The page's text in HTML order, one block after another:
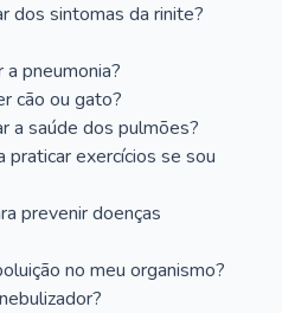
dos sintomas da rinite?
pneumonia?
cão ou gato?
a saúde dos pulmões?
praticar exercícios se sou
prevenir doenças
no meu organismo?